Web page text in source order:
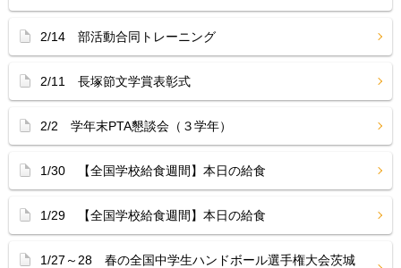
2/14 部活動合同トレーニング
2/11 長塚節文学賞表彰式
2/2 学年末PTA懇談会（３学年）
1/30 【全国学校給食週間】本日の給食
1/29 【全国学校給食週間】本日の給食
1/27～28 春の全国中学生ハンドボール選手権大会茨城